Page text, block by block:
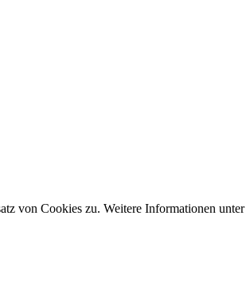
von Cookies zu. Weitere Informationen unter